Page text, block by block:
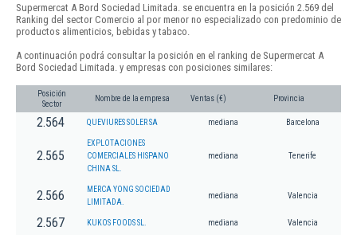
Supermercat A Bord Sociedad Limitada. se encuentra en la posición 2.569 del
Ranking del sector Comercio al por menor no especializado con predominio de
productos alimenticios, bebidas y tabaco.
A continuación podrá consultar la posición en el ranking de Supermercat A
Bord Sociedad Limitada. y empresas con posiciones similares:
Posición
Sector
Nombre de la empresa Ventas (€) Provincia
2.564 QUEVIURES SOLER SA mediana Barcelona
2.565
EXPLOTACIONES
COMERCIALES HISPANO
CHINA SL.
mediana Tenerife
2.566
MERCA YONG SOCIEDAD
LIMITADA.
mediana Valencia
2.567 KUKOS FOODS SL. mediana Valencia